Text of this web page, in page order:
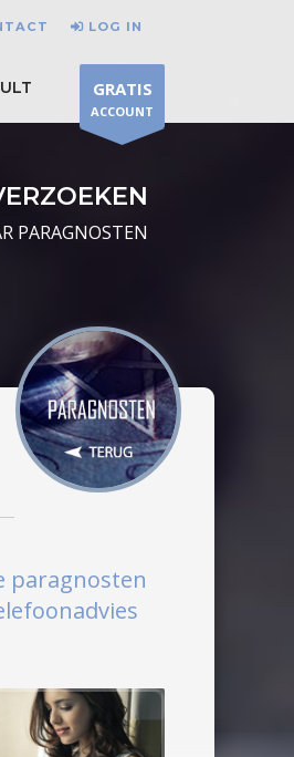
LOG IN
GRATIS
ACCOUNT
PARAGNOSTEN
paragnosten